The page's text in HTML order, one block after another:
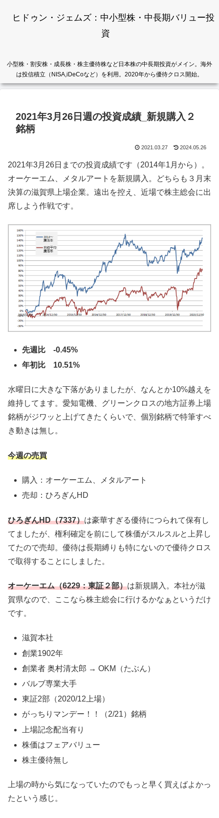
ヒドゥン・ジェムズ：中小型株・中長期バリュー投
資
小型株・割安株・成長株・株主優待株など日本株の中長期投資がメイン。海外
は投信積立（NISA,iDeCoなど）を利用。2020年から優待クロス開始。
2021年3月26日週の投資成績_新規購入２
銘柄
2021.03.27 2024.05.26
2021年3月26日までの投資成績です（2014年1月から）。
オーケーエム、メタルアートを新規購入。どちらも３月末
決算の滋賀県上場企業。遠出を控え、近場で株主総会に出
席しよう作戦です。
先週比 -0.45%
年初比 10.51%
水曜日に大きな下落がありましたが、なんとか10%越えを
維持してます。愛知電機、グリーンクロスの地方証券上場
銘柄がジワッと上げてきたくらいで、個別銘柄で特筆すべ
き動きは無し。
今週の売買
購入：オーケーエム、メタルアート
売却：ひろぎんHD
ひろぎんHD（7337）は豪華すぎる優待につられて保有し
てましたが、権利確定を前にして株価がスルスルと上昇し
てたので売却。優待は長期縛りも特にないので優待クロス
で取得することにしました。
オーケーエム（6229：東証２部）は新規購入。本社が滋
賀県なので、ここなら株主総会に行けるかなぁというだけ
です。
滋賀本社
創業1902年
創業者 奥村清太郎 → OKM（たぶん）
バルブ専業大手
東証2部（2020/12上場）
がっちりマンデー！！（2/21）銘柄
上場記念配当有り
株価はフェアバリュー
株主優待無し
上場の時から気になっていたのでもっと早く買えばよかっ
たという感じ。